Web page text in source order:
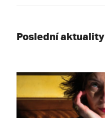
Poslední aktuality